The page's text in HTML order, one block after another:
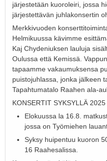
järjestetään kuoroleiri, jossa
järjestettävän juhlakonsertin
Merkkivuoden
Helmikuussa kävimme
Kaj Chydeniuksen lauluja
Oulussa että Kemissä.
tapaamme vakaumuksensa
puistojuhlassa, jonka jälkeen
Tapahtumatalo Raahen ala-
KONSERTIT SYKSYLLÄ 2025
Elokuussa la 16.8.
jossa on Työmiehen
Syksy huipentuu kuoron
16 Raahesalissa.